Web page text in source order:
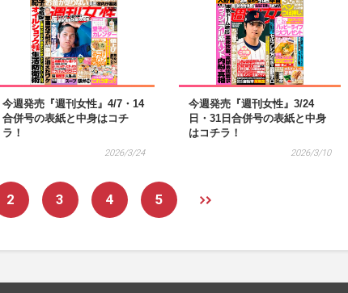
今週発売『週刊女性』4/7・14
合併号の表紙と中身はコチ
ラ！
2026/3/24
今週発売『週刊女性』3/24
日・31日合併号の表紙と中身
はコチラ！
2026/3/10
2 3 4 5